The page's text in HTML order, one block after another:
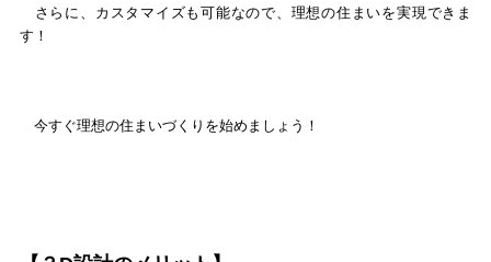
さらに、カスタマイズも可能なので、理想の住まいを実現できま
す！
今すぐ理想の住まいづくりを始めましょう！